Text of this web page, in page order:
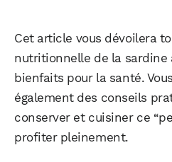
Cet article vous dévoilera
nutritionnelle de la sardine
bienfaits pour la santé.
également des conseils
conserver et cuisiner ce
profiter pleinement.